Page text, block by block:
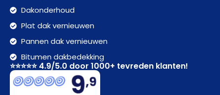
Dakonderhoud
Plat dak vernieuwen
Pannen dak vernieuwen
Bitumen dakbedekking
⭐⭐⭐⭐⭐ 4.9/5.0 door 1000+ tevreden klanten!